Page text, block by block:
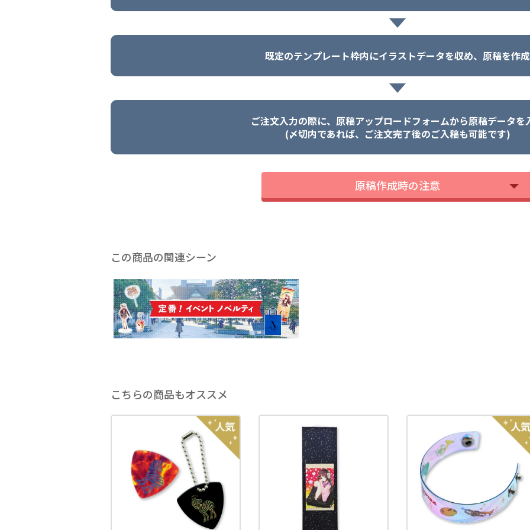
既定のテンプレート枠内にイラストデータを収め、原稿を作成
ご注文入力の際に、原稿アップロードフォームから原稿データを
(〆切内であれば、ご注文完了後のご入稿も可能です)
原稿作成時の注意
この商品の関連シーン
こちらの商品もオススメ